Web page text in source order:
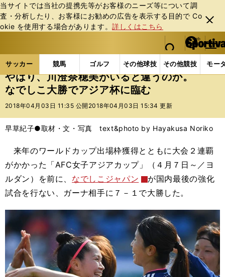
当サイトでは当社の提携先等がお客様のニーズ等について調
査・分析したり、お客様にお勧めの広告を表⽰する⽬的で Co
okie を使⽤する場合があります。詳しくはこちら
閉じ
る
web Sportiva (webスポルティーバ)
検索
マイペ
ー
ジ
メニュ
サッカー 競馬 ゴルフ その他球技 その他競技 モー
ス
ポ
ル
バ
サッカーの記事一覧 サッカー代表 なでしこジャパ
やはり、川澄奈穂美がいると違うのか。
なでしこ大勝でアジア杯に臨む
2018年04月03日 11:35 公開 2018年04月03日 15:34 更新
早草紀子●取材・文・写真 text&photo by Hayakusa Noriko
来年のワールドカップ出場枠獲得とともに大会２連覇
がかかった「AFC女子アジアカップ」（４月７日～／ヨ
ルダン）を前に、 なでしこジャパン
が国内最後の強化
試合を行ない、ガーナ相手に７－１で大勝した。